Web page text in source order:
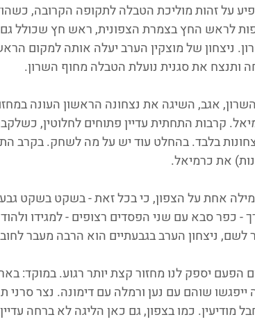
על זהות מוליכת הטבלה לתקופה הקרובה,
לראש החץ בצמרת הצפונית, ראש חץ שכולל גם
ניצחון של מוצקין הערב יעלה אותה למקום
ותנצח את סגנית נועלת הטבלה מחוף השרון.
אגב, השיגה את נצחונה הראשון העונה
את כרמיאל.
- כפר סבא עם שני הפסדים רצופים - למגידו
לשם, ניצחון הערב בגבעתיים הוא הרבה מעבר
הפעם יספק לנו מחזור קצת יותר רגוע. במוקד:
ייפגשו שוהם עם נען ורמלה עם דימונה. נצר
מודיעין. כמו בצפון, גם כאן הליגה לא ברחה